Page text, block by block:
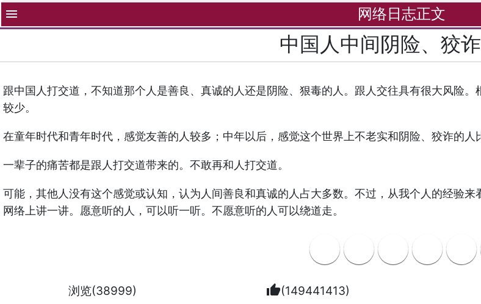
menu 网络日志正文
中国人中间阴险、狡
跟中国人打交道，不知道那个人是善良、真诚的人还是阴险、狠毒的人。跟人交往具有很大风险
较少。
在童年时代和青年时代，感觉友善的人较多；中年以后，感觉这个世界上不老实和阴险、狡诈的人
一辈子的痛苦都是跟人打交道带来的。不敢再和人打交道。
可能，其他人没有这个感觉或认知，认为人间善良和真诚的人占大多数。不过，从我个人的经验
网络上讲一讲。愿意听的人，可以听一听。不愿意听的人可以绕道走。
浏览(38999) thumb_up(149441413)